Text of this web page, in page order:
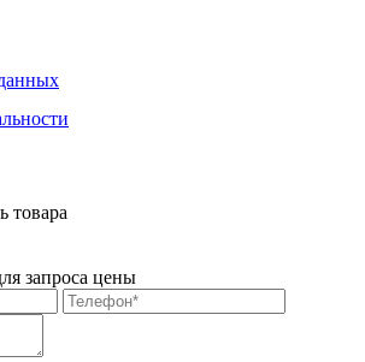
товара
запроса цены